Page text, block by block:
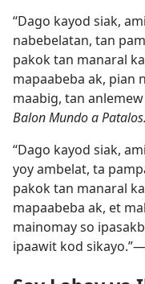
“Dago kayod siak,
nabebelatan, tan
pakok tan manaral
mapaabeba ak, pian
maabig, tan
Balon Mundo a Patalos.
“Dago kayod siak,
yoy ambelat, ta
pakok tan manaral
mapaabeba ak, et
mainomay so
ipaawit kod